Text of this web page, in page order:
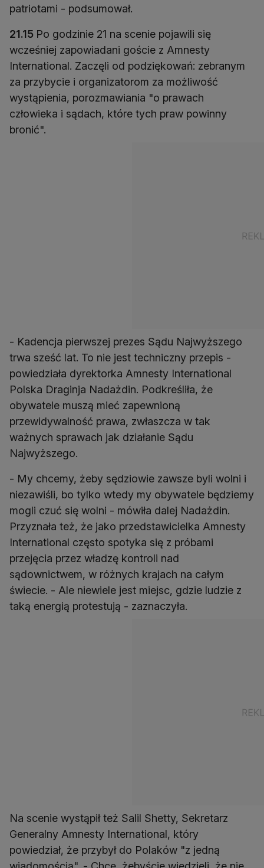
patriotami - podsumował.
21.15 Po godzinie 21 na scenie pojawili się
wcześniej zapowiadani goście z Amnesty
International. Zaczęli od podziękowań: zebranym
za przybycie i organizatorom za możliwość
wystąpienia, porozmawiania "o prawach
człowieka i sądach, które tych praw powinny
bronić".
- Kadencja pierwszej prezes Sądu Najwyższego
trwa sześć lat. To nie jest techniczny przepis -
powiedziała dyrektorka Amnesty International
Polska Draginja Nadażdin. Podkreśliła, że
obywatele muszą mieć zapewnioną
przewidywalność prawa, zwłaszcza w tak
ważnych sprawach jak działanie Sądu
Najwyższego.
- My chcemy, żeby sędziowie zawsze byli wolni i
niezawiśli, bo tylko wtedy my obywatele będziemy
mogli czuć się wolni - mówiła dalej Nadażdin.
Przyznała też, że jako przedstawicielka Amnesty
International często spotyka się z próbami
przejęcia przez władzę kontroli nad
sądownictwem, w różnych krajach na całym
świecie. - Ale niewiele jest miejsc, gdzie ludzie z
taką energią protestują - zaznaczyła.
Na scenie wystąpił też Salil Shetty, Sekretarz
Generalny Amnesty International, który
powiedział, że przybył do Polaków "z jedną